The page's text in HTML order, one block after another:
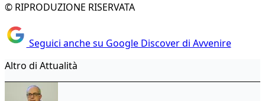
© RIPRODUZIONE RISERVATA
Seguici anche su Google Discover di Avvenire
Altro di Attualità